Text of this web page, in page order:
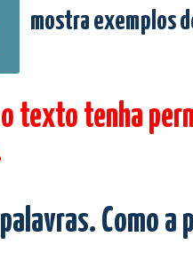
mostra exemplos
texto tenha
Como